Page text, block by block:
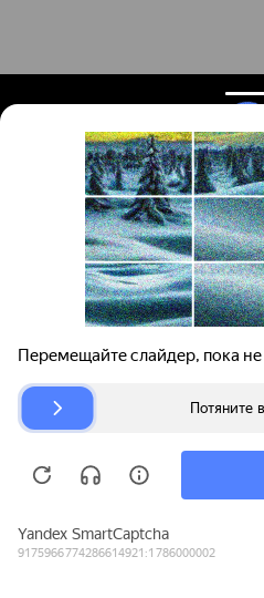
Поиск запчастей
Для автокомпаний
Авторазборки
© bibinet.ru - система
Copyright 2010-2026